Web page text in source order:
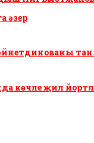
әзер
көчле җил